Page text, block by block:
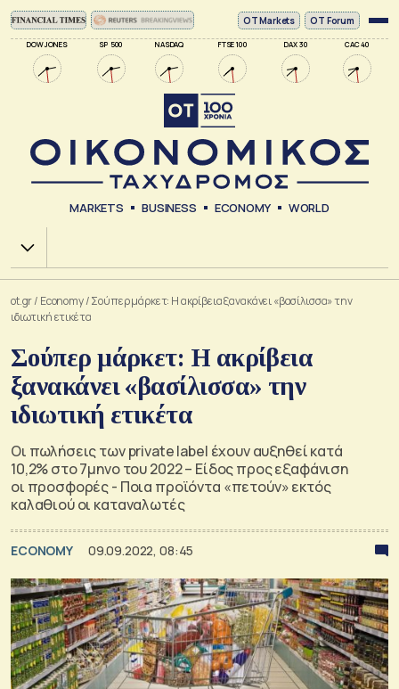
DOW JONES SP 500 NASDAQ FTSE 100 DAX 30 CAC 40
ΟΤ Markets OT Forum
MARKETS BUSINESS ECONOMY WORLD
Χ.Α.
ot.gr/ Economy/Σούπερ μάρκετ: Η ακρίβεια ξανακάνει «βασίλισσα» την
ιδιωτική ετικέτα
Σούπερ μάρκετ: Η ακρίβεια
ξανακάνει «βασίλισσα» την
ιδιωτική ετικέτα
Οι πωλήσεις των private label έχουν αυξηθεί κατά
10,2% στο 7μηνο του 2022 – Είδος προς εξαφάνιση
οι προσφορές - Ποια προϊόντα «πετούν» εκτός
καλαθιού οι καταναλωτές
ECONOMY 09.09.2022, 08:45